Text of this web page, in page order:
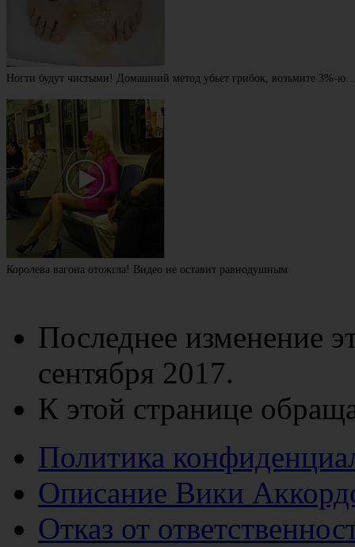
Ногти будут чистыми! Домашний метод убьет грибок, возьмите 3%-
Королева вагона отожгла! Видео не оставит равнодушным
Последнее изменение
сентября 2017.
К этой странице
Политика
Описание Вики
Отказ от